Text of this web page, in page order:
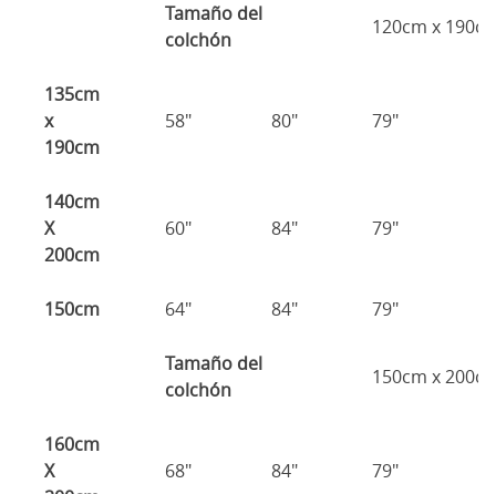
Tamaño del
colchón
120cm x
135cm
x
190cm
58" 80" 79"
140cm
X
200cm
60" 84" 79"
150cm 64" 84" 79"
Tamaño del
colchón
150cm x
160cm
X
68" 84" 79"